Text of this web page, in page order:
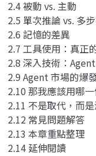
2.4 被動 vs. 主動
2.5 單次推論 vs. 多
2.6 記憶的差異
2.7 工具使用：真正
2.8 深入技術：
2.9 Agent 市場的爆
2.10 那我應該用哪一
2.11 不是取代，而
2.12 常見問題解答
2.13 本章重點整理
2.14 延伸閱讀